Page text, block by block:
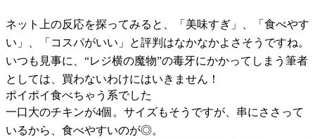
ネット上の反応を探ってみると、「美味すぎ」、「食べやす
い」、「コスパがいい」と評判はなかなかよさそうですね。
いつも見事に、“レジ横の魔物”の毒牙にかかってしまう筆者
としては、買わないわけにはいきません！
ポイポイ食べちゃう系でした
一口大のチキンが4個。サイズもそうですが、串にささって
いるから、食べやすいのが◎。